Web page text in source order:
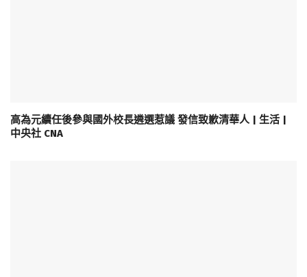
高為元續任後參與國外校長遴選惹議 發信致歉清華人 | 生活 |
中央社 CNA